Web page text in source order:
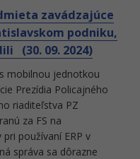
zavádzajúce
podniku,
(30. 09. 2024)
mobilnou jednotkou
Prezídia Policajného
riaditeľstva PZ
za FS na
používaní ERP v
správa sa dôrazne